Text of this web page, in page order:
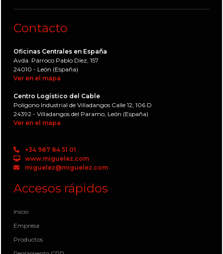
Contacto
Oficinas Centrales en España
Avda. Párroco Pablo Díez, 157
24010 - León (España)
Ver en el mapa
Centro Logístico del Cable
Polígono Industrial de Villadangos Calle 12, 106 D
24392 - Villadangos del Paramo, León (España)
Ver en el mapa
+34 987 84 51 01
www.miguelez.com
miguelez@miguelez.com
Accesos rápidos
Inicio
Empresa
Productos